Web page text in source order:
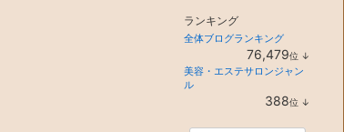
ランキング
全体ブログランキング
76,479位 ↓
美容・エステサロンジャン
ル
388位 ↓